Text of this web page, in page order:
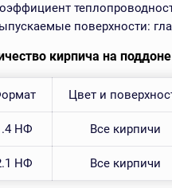
поверхности:
кирпича на
Цвет и
НФ Все кирпичи
НФ Все кирпичи